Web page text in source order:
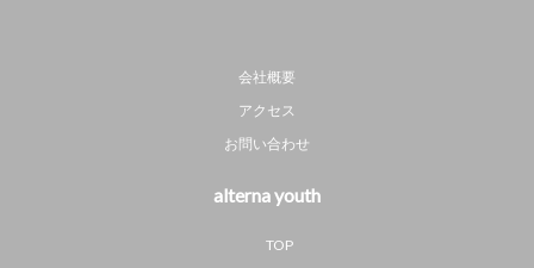
会社概要
アクセス
お問い合わせ
alterna youth
TOP